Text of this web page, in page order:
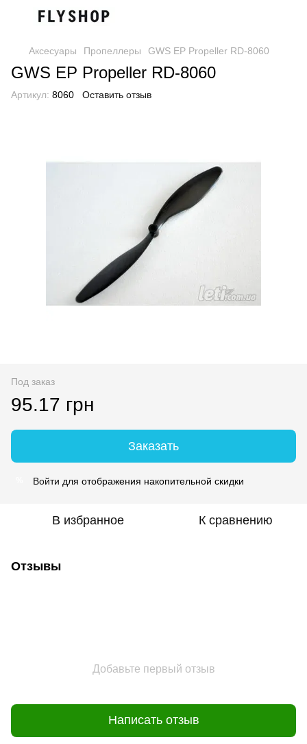
Аксесуары Пропеллеры GWS EP Propeller RD-8060
GWS EP Propeller RD-8060
Артикул: 8060 Оставить отзыв
Под заказ
95.17 грн
Заказать
Войти для отображения накопительной скидки
В избранное К сравнению
Отзывы
Добавьте первый отзыв
Написать отзыв